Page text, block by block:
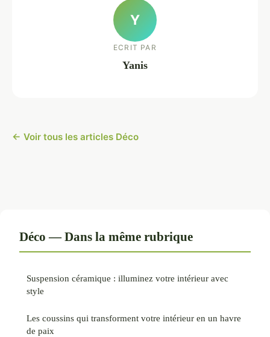
Y
ECRIT PAR
Yanis
← Voir tous les articles Déco
Déco — Dans la même rubrique
Suspension céramique : illuminez votre intérieur avec
style
Les coussins qui transforment votre intérieur en un havre
de paix